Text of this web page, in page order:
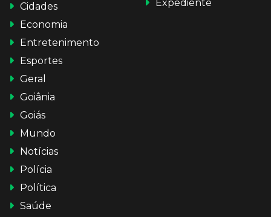
Cidades
Economia
Entretenimento
Esportes
Geral
Goiânia
Goiás
Mundo
Notícias
Polícia
Política
Saúde
Expediente